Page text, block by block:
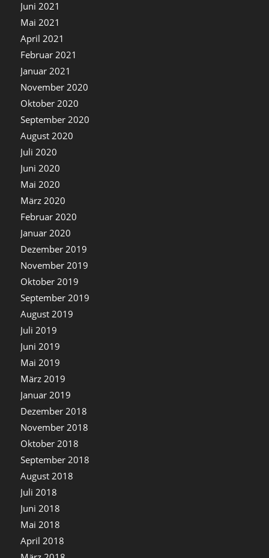
Juni 2021
Mai 2021
April 2021
Februar 2021
Januar 2021
November 2020
Oktober 2020
September 2020
August 2020
Juli 2020
Juni 2020
Mai 2020
März 2020
Februar 2020
Januar 2020
Dezember 2019
November 2019
Oktober 2019
September 2019
August 2019
Juli 2019
Juni 2019
Mai 2019
März 2019
Januar 2019
Dezember 2018
November 2018
Oktober 2018
September 2018
August 2018
Juli 2018
Juni 2018
Mai 2018
April 2018